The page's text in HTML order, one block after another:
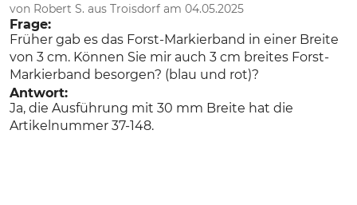
von Robert S. aus Troisdorf am 04.05.2025
Frage:
Früher gab es das Forst-Markierband in einer Breite
von 3 cm. Können Sie mir auch 3 cm breites Forst-
Markierband besorgen? (blau und rot)?
Antwort:
Ja, die Ausführung mit 30 mm Breite hat die
Artikelnummer 37-148.